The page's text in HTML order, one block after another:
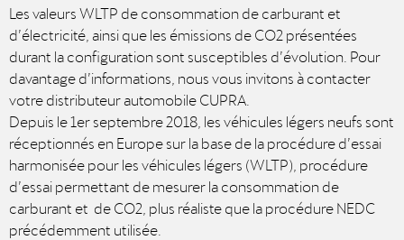
Les valeurs WLTP de consommation de carburant et
d’électricité, ainsi que les émissions de CO2 présentées
durant la configuration sont susceptibles d’évolution. Pour
davantage d’informations, nous vous invitons à contacter
votre distributeur automobile CUPRA.
Depuis le 1er septembre 2018, les véhicules légers neufs sont
réceptionnés en Europe sur la base de la procédure d’essai
harmonisée pour les véhicules légers (WLTP), procédure
d’essai permettant de mesurer la consommation de
carburant et de CO2, plus réaliste que la procédure NEDC
précédemment utilisée.